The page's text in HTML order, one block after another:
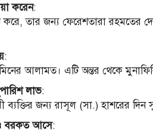
করেন:
করে, তার জন্য ফেরেশতারা রহমতের
:
আলামত। এটি অন্তর থেকে
লাভ:
ব্যক্তির জন্য রাসূল (সা.) হাশরের দিন
ও বরকত আসে: